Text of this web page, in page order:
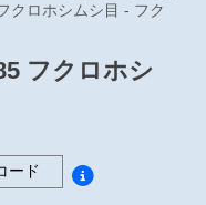
クロホシムシ目 - フク
フクロホシ
ード